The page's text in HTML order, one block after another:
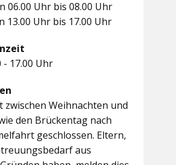
06.00 Uhr bis 08.00 Uhr
13.00 Uhr bis 17.00 Uhr
- 17.00 Uhr
zwischen Weihnachten und
den Brückentag nach
geschlossen. Eltern,
aus